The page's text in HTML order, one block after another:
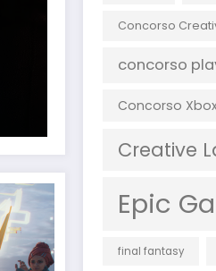
Concorso
concorso
Concorso
Creative
Epic
final fantasy